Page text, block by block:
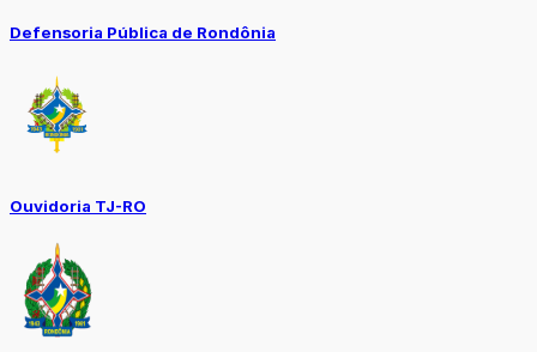
Defensoria Pública de Rondônia
Ouvidoria TJ-RO